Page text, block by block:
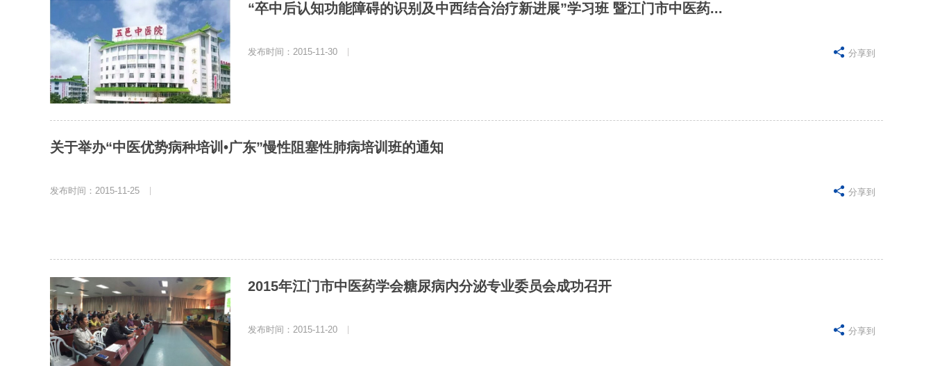
“卒中后认知功能障碍的识别及中西结合治疗新进展”学习班 暨江门市中医药...
发布时间：2015-11-30  分享到
关于举办“中医优势病种培训•广东”慢性阻塞性肺病培训班的通知
发布时间：2015-11-25  分享到
2015年江门市中医药学会糖尿病内分泌专业委员会成功召开
发布时间：2015-11-20  分享到